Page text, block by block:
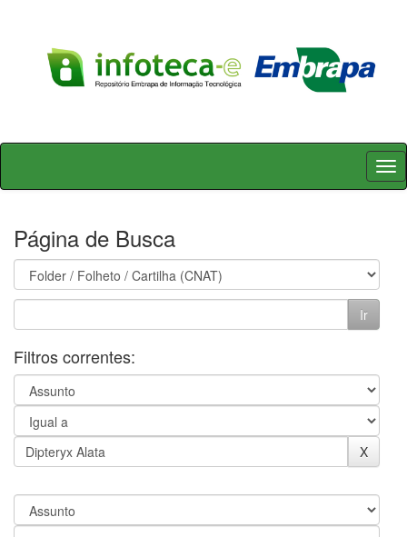
Skip
Página de Busca
Filtros correntes: